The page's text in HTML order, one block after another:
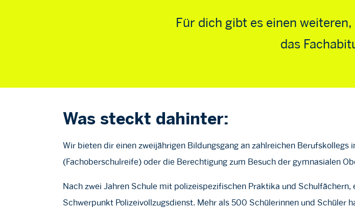
Für dich gibt es einen weiteren,
das
Was steckt dahinter:
Wir bieten dir einen zweijährigen Bildungsgang an zahlreichen
(Fachoberschulreife) oder die Berechtigung zum Besuch der gymnasialen
Nach zwei Jahren Schule mit polizeispezifischen Praktika und
Schwerpunkt Polizeivollzugsdienst. Mehr als 500 Schülerinnen und Schüler